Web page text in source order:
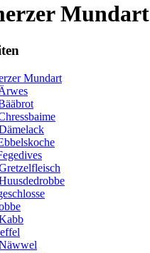
Mundart
Mundart